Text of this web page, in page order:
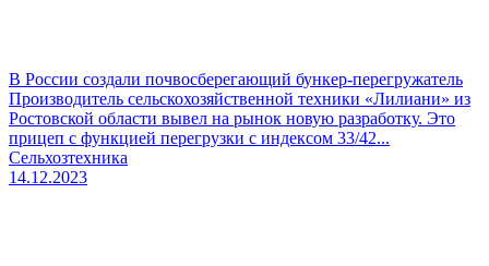
В России создали почвосберегающий бункер-перегружатель
Производитель сельскохозяйственной техники «Лилиани» из
Ростовской области вывел на рынок новую разработку. Это
прицеп с функцией перегрузки с индексом 33/42...
Сельхозтехника
14.12.2023